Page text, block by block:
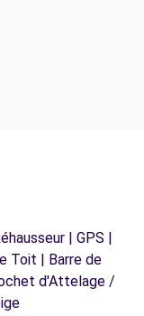
| GPS |
Toit | Barre de
d'Attelage /